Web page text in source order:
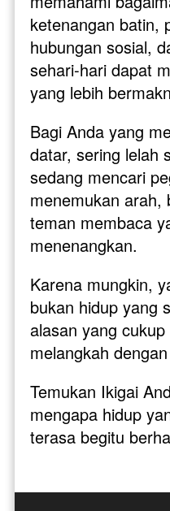
ketenangan batin,
hubungan sosial,
sehari-hari dapat
yang lebih
Bagi Anda yang
datar, sering lelah
sedang mencari
menemukan arah,
teman membaca
menenangkan.
Karena mungkin,
bukan hidup yang
alasan yang
melangkah
Temukan Ikigai
mengapa hidup
terasa begitu